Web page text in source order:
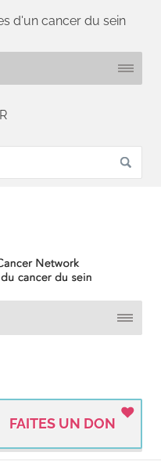
d'un cancer du sein
FAITES UN DON